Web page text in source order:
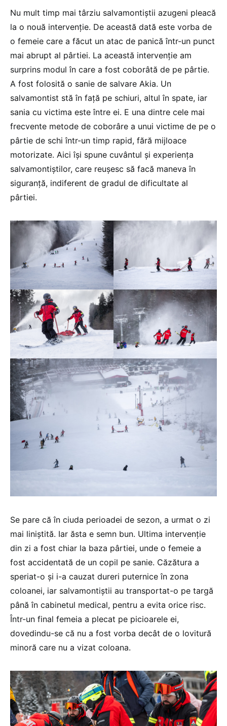
Nu mult timp mai târziu salvamontiștii azugeni pleacă
la o nouă intervenție. De această dată este vorba de
o femeie care a făcut un atac de panică într-un punct
mai abrupt al pârtiei. La această intervenție am
surprins modul în care a fost coborâtă de pe pârtie.
A fost folosită o sanie de salvare Akia. Un
salvamontist stă în față pe schiuri, altul în spate, iar
sania cu victima este între ei. E una dintre cele mai
frecvente metode de coborâre a unui victime de pe o
pârtie de schi într-un timp rapid, fără mijloace
motorizate. Aici își spune cuvântul și experiența
salvamontiștilor, care reușesc să facă maneva în
siguranță, indiferent de gradul de dificultate al
pârtiei.
Se pare că în ciuda perioadei de sezon, a urmat o zi
mai liniștită. Iar ăsta e semn bun. Ultima intervenție
din zi a fost chiar la baza pârtiei, unde o femeie a
fost accidentată de un copil pe sanie. Căzătura a
speriat-o și i-a cauzat dureri puternice în zona
coloanei, iar salvamontiștii au transportat-o pe targă
până în cabinetul medical, pentru a evita orice risc.
Într-un final femeia a plecat pe picioarele ei,
dovedindu-se că nu a fost vorba decât de o lovitură
minoră care nu a vizat coloana.